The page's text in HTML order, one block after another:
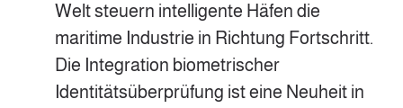
Welt steuern intelligente Häfen die
maritime Industrie in Richtung Fortschritt.
Die Integration biometrischer
Identitätsüberprüfung ist eine Neuheit in